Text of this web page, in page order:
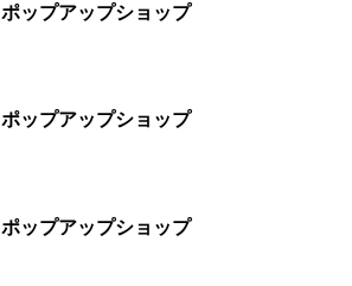
ポップアップショップ
ポップアップショップ
ポップアップショップ